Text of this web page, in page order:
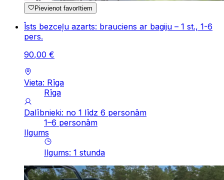
Pievienot favorītiem
Īsts bezceļu azarts: brauciens ar bagiju – 1 st., 1-6
pers.
90,00 €
Vieta: Rīga
Rīga
Dalībnieki: no 1 līdz 6 personām
1–6 personām
Ilgums
Ilgums: 1 stunda